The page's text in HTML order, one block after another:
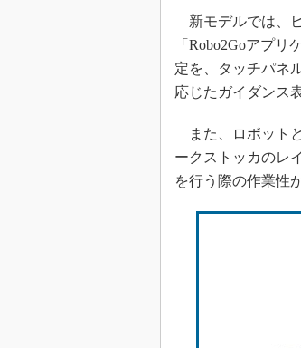
新モデルでは、
「Robo2Goアプ
定を、タッチパネ
応じたガイダンス
また、ロボット
ークストッカのレ
を行う際の作業性